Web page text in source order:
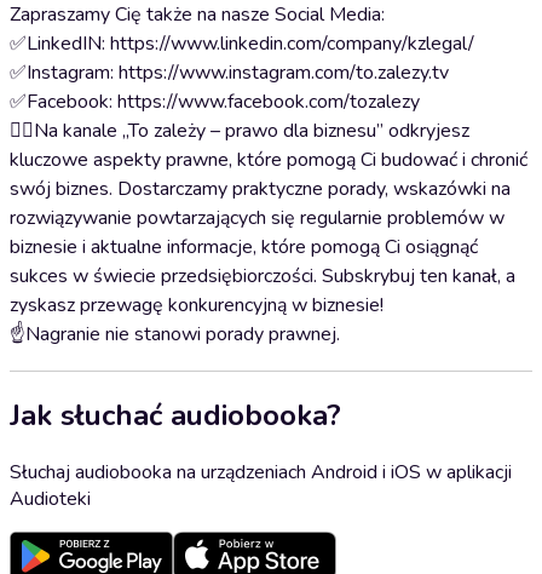
Zapraszamy Cię także na nasze Social Media:
✅LinkedIN: https://www.linkedin.com/company/kzlegal/
✅Instagram: https://www.instagram.com/to.zalezy.tv
✅Facebook: https://www.facebook.com/tozalezy
💁‍♂️Na kanale „To zależy – prawo dla biznesu” odkryjesz
kluczowe aspekty prawne, które pomogą Ci budować i chronić
swój biznes. Dostarczamy praktyczne porady, wskazówki na
rozwiązywanie powtarzających się regularnie problemów w
biznesie i aktualne informacje, które pomogą Ci osiągnąć
sukces w świecie przedsiębiorczości. Subskrybuj ten kanał, a
zyskasz przewagę konkurencyjną w biznesie!
☝️Nagranie nie stanowi porady prawnej.
Jak słuchać audiobooka?
Słuchaj audiobooka na urządzeniach Android i iOS w aplikacji
Audioteki